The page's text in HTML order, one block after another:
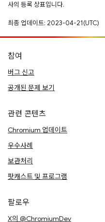
사의 등록 상표입니다.
최종 업데이트: 2023-04-21(UTC)
참여
버그 신고
공개된 문제 보기
관련 콘텐츠
Chromium 업데이트
우수사례
보관처리
팟캐스트 및 프로그램
팔로우
X의 @ChromiumDev